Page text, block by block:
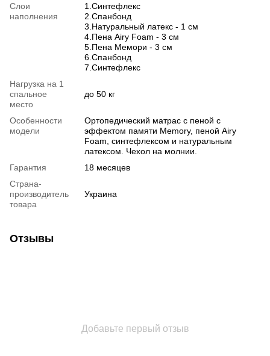
Слои
наполнения
1.Синтефлекс
2.Спанбонд
3.Натуральный латекс - 1 см
4.Пена Airy Foam - 3 см
5.Пена Мемори - 3 см
6.Спанбонд
7.Синтефлекс
Нагрузка на 1
спальное
место
до 50 кг
Особенности
модели
Ортопедический матрас с пеной с
эффектом памяти Memory, пеной Airy
Foam, синтефлексом и натуральным
латексом. Чехол на молнии.
Гарантия
18 месяцев
Страна-
производитель
товара
Украина
Отзывы
Добавьте первый отзыв